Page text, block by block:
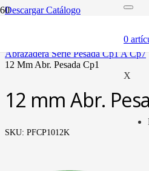
0
X
Descargar Catálogo
abrazaderas (soportes y bandas)
abrazadera serie pesada cp1 a cp7
12 mm abr. pesada cp1
12 mm Abr.
SKU: PFCP1012K